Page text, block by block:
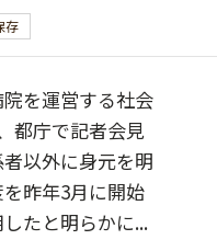
存
を運営する社会
都庁で記者会見
以外に身元を明
昨年3月に開始
たと明らかに...